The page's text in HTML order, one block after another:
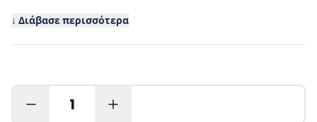
↓ Διάβασε περισσότερα
1